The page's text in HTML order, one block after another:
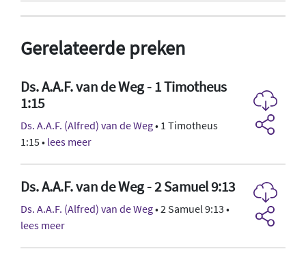
Gerelateerde preken
Ds. A.A.F. van de Weg - 1 Timotheus
1:15
Ds. A.A.F. (Alfred) van de Weg• 1 Timotheus
1:15 • lees meer
Ds. A.A.F. van de Weg - 2 Samuel 9:13
Ds. A.A.F. (Alfred) van de Weg• 2 Samuel 9:13 •
lees meer